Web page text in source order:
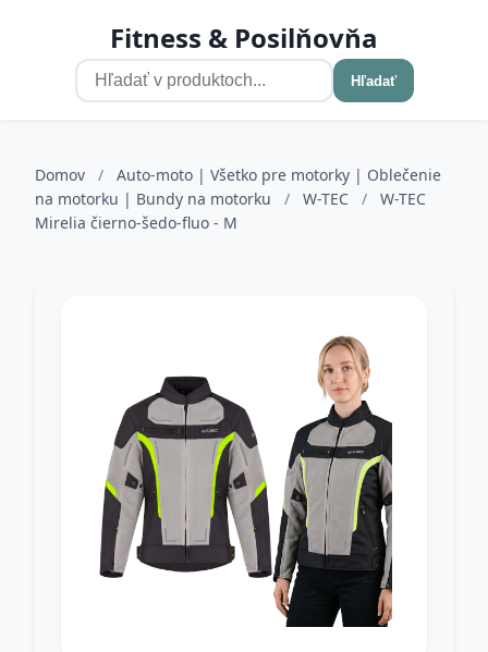
Fitness & Posilňovňa
Hľadať
Domov /
Auto-moto | Všetko pre motorky | Oblečenie
na motorku | Bundy na motorku
/ W-TEC /
W-TEC
Mirelia čierno-šedo-fluo - M